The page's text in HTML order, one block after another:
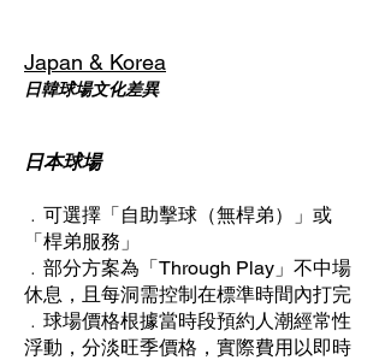
Japan & Korea
日韓球場文化差異
日本球場
﹒可選擇「自助擊球（無桿弟）」或
「桿弟服務」
​﹒部分方案為「Through Play」不中場
休息，且每洞需控制在標準時間內打完
​﹒ 球場價格根據當時段預約人潮經常性
浮動，分淡旺季價格，實際費用以即時